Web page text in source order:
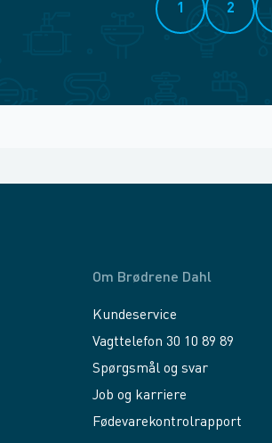
1 2
Om Brødrene Dahl
Kundeservice
Vagttelefon 30 10 89 89
Spørgsmål og svar
Job og karriere
Fødevarekontrolrapport